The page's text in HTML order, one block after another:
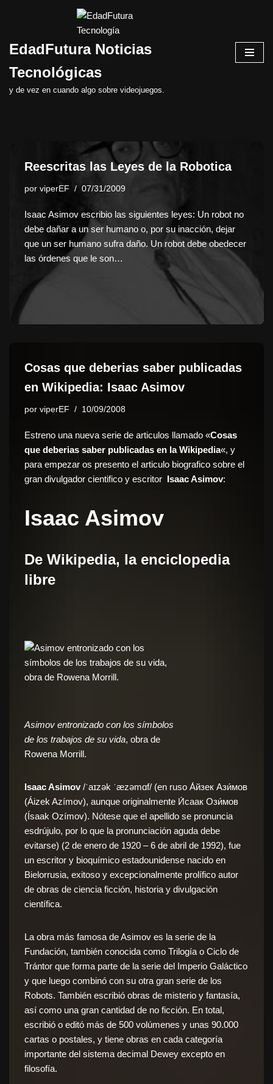
al
EdadFutura Noticias
Tecnológicas
y de vez en cuando algo sobre videojuegos.
Reescritas las Leyes de la Robotica
por viperEF 07/31/2009
Isaac Asimov escribio las siguientes leyes: Un robot no
debe dañar a un ser humano o, por su inacción, dejar
que un ser humano sufra daño. Un robot debe obedecer
las órdenes que le son…
Cosas que deberias saber publicadas
en Wikipedia: Isaac Asimov
por viperEF 10/09/2008
Estreno una nueva serie de articulos llamado «Cosas
que deberias saber publicadas en la Wikipedia«, y
para empezar os presento el articulo biografico sobre el
gran divulgador cientifico y escritor Isaac Asimov:
Isaac Asimov
De Wikipedia, la enciclopedia
libre
Asimov entronizado con los símbolos
de los trabajos de su vida, obra de
Rowena Morrill.
Isaac Asimov /ˈaɪzək ˈæzəmɑf/ (en ruso А́йзек Ази́мов
(Áizek Azímov), aunque originalmente И́саак Ози́мов
(Ísaak Ozímov). Nótese que el apellido se pronuncia
esdrújulo, por lo que la pronunciación aguda debe
evitarse) (2 de enero de 1920 –6 de abril de 1992), fue
un escritor y bioquímico estadounidense nacido en
Bielorrusia, exitoso y excepcionalmente prolífico autor
de obras de ciencia ficción, historia y divulgación
científica.
La obra más famosa de Asimov es la serie de la
Fundación, también conocida como Trilogía o Ciclo de
Trántor que forma parte de la serie del Imperio Galáctico
y que luego combinó con su otra gran serie de los
Robots. También escribió obras de misterio y fantasía,
así como una gran cantidad de no ficción. En total,
escribió o editó más de 500 volúmenes y unas 90.000
cartas o postales, y tiene obras en cada categoría
importante del sistema decimal Dewey excepto en
filosofía.